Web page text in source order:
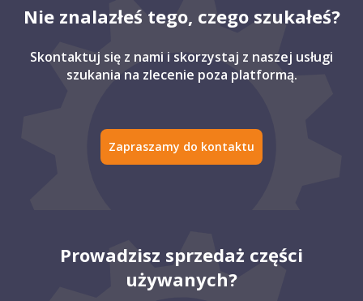
Nie znalazłeś tego, czego szukałeś?
Skontaktuj się z nami i skorzystaj z naszej usługi
szukania na zlecenie poza platformą.
Zapraszamy do kontaktu
Prowadzisz sprzedaż części
używanych?